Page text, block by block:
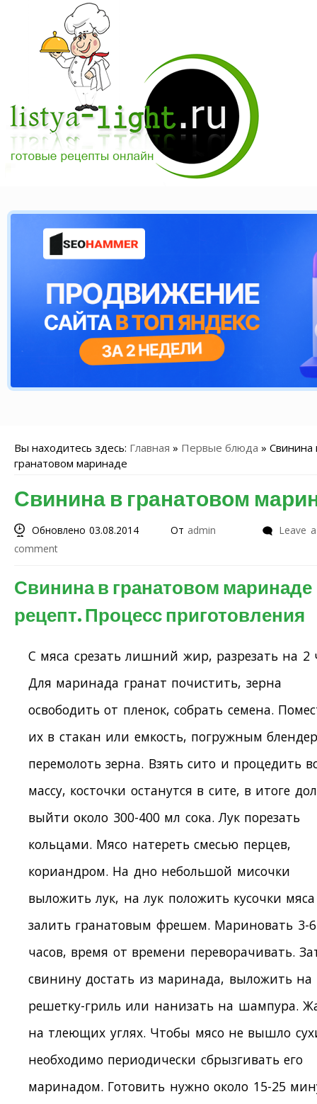
Вы находитесь здесь: Главная » Первые блюда » Свинина
гранатовом маринаде
Свинина в гранатовом
Обновлено 03.08.2014 От admin
Leave a
comment
Свинина в гранатовом маринаде
рецепт. Процесс приготовления
С мяса срезать лишний жир, разрезать на 2
Для маринада гранат почистить, зерна
освободить от пленок, собрать семена.
их в стакан или емкость, погружным
перемолоть зерна. Взять сито и процедить
массу, косточки останутся в сите, в итоге
выйти около 300-400 мл сока. Лук порезать
кольцами. Мясо натереть смесью перцев,
кориандром. На дно небольшой мисочки
выложить лук, на лук положить кусочки
залить гранатовым фрешем. Мариновать 3-6
часов, время от времени переворачивать.
свинину достать из маринада, выложить на
решетку-гриль или нанизать на шампура.
на тлеющих углях. Чтобы мясо не вышло
необходимо периодически сбрызгивать его
маринадом. Готовить нужно около 15-25